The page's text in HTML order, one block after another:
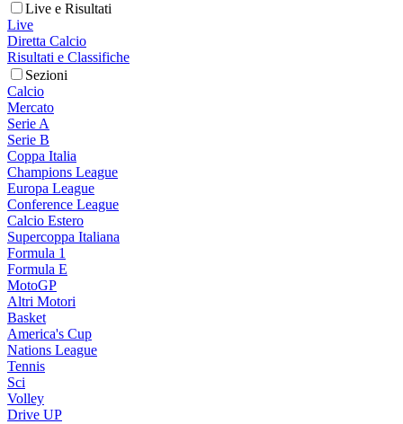
Live e Risultati
Live
Diretta Calcio
Risultati e Classifiche
Sezioni
Calcio
Mercato
Serie A
Serie B
Coppa Italia
Champions League
Europa League
Conference League
Calcio Estero
Supercoppa Italiana
Formula 1
Formula E
MotoGP
Altri Motori
Basket
America's Cup
Nations League
Tennis
Sci
Volley
Drive UP